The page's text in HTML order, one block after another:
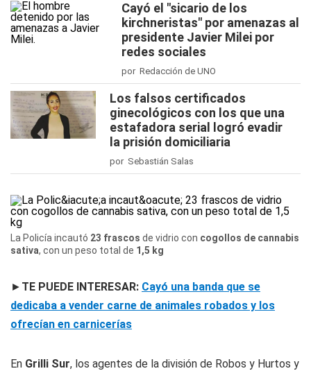
Cayó el "sicario de los
kirchneristas" por amenazas al
presidente Javier Milei por
redes sociales
por Redacción de UNO
Los falsos certificados
ginecológicos con los que una
estafadora serial logró evadir
la prisión domiciliaria
por Sebastián Salas
La Policía incautó 23 frascos de vidrio con cogollos de cannabis
sativa, con un peso total de 1,5 kg
► TE PUEDE INTERESAR: Cayó una banda que se
dedicaba a vender carne de animales robados y los
ofrecían en carnicerías
En Grilli Sur, los agentes de la división de Robos y Hurtos y